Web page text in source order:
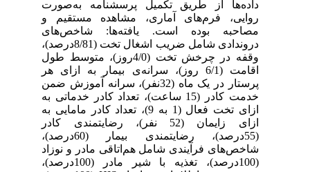
داده‌ها از طریق تکمیل پرسشنامه به‌صورت
روایی، فرم‌های آماری، مشاهده مستقیم و
مصاحبه بوده است. یافته‌ها: شاخص‌های
دروندادی شامل ضریب اشغال تخت (8/81درصد)،
وقفه در چرخش تخت (4/0روز)، متوسط طول
اقامت (6/1 روز)، سرانه‌ی بیمار به ازای هر
پرستار در یک ماه (32نفر)، سرانه آموزش ضمن
خدمت کادر (15 ساعت)، تعداد کادر خدماتی به
ازای تخت فعال (1 به 9)، تعداد کادر مامایی به
ازای زایمان (52 نفر)، رضایتمندی کادر
(55درصد)، رضایتمندی بیمار (60درصد)،
شاخص‌های فرآیندی شامل هم‌اتاقی مادر و نوزاد
(100درصد)، تغذیه با شیر مادر (100درصد)،